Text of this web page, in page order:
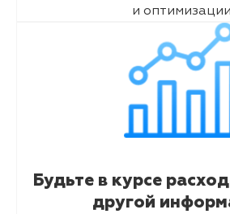
и оптимизации
Будьте в курсе
другой